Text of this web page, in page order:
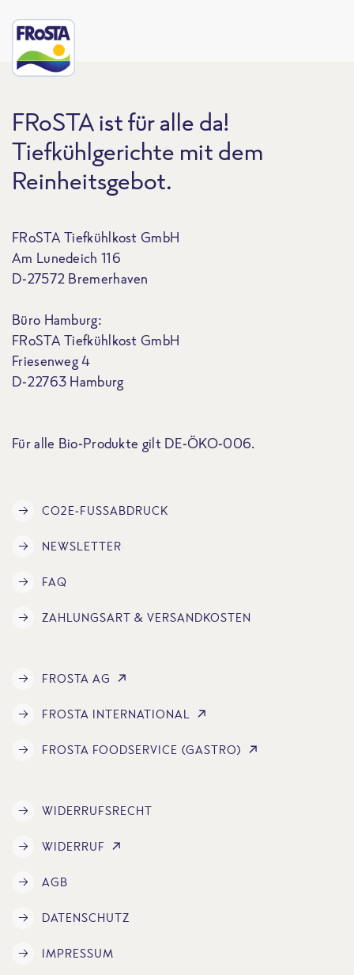
FRoSTA ist für alle da!
Tiefkühlgerichte mit dem
Reinheitsgebot.
FRoSTA Tiefkühlkost GmbH
Am Lunedeich 116
D-27572 Bremerhaven
Büro Hamburg:
FRoSTA Tiefkühlkost GmbH
Friesenweg 4
D-22763 Hamburg
Für alle Bio-Produkte gilt DE-ÖKO-006.
CO2E-FUSSABDRUCK
NEWSLETTER
FAQ
ZAHLUNGSART & VERSANDKOSTEN
FROSTA AG
FROSTA INTERNATIONAL
FROSTA FOODSERVICE (GASTRO)
WIDERRUFSRECHT
WIDERRUF
AGB
DATENSCHUTZ
IMPRESSUM